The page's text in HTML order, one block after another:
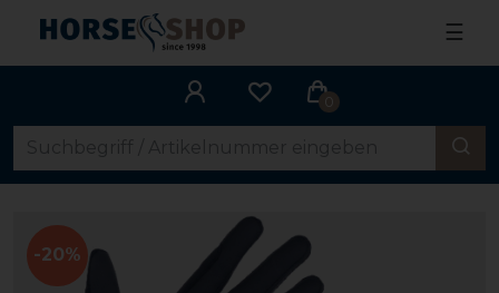
☰
0
-20%